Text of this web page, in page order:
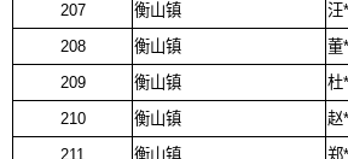
207
衡山镇
汪
208
衡山镇
董
209
衡山镇
杜
210
衡山镇
赵*
211
衡山镇
郑